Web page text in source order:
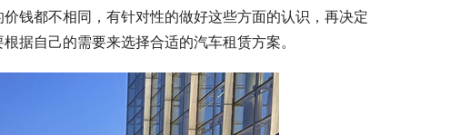
钱都不相同，有针对性的做好这些方面的认识，再决定
据自己的需要来选择合适的汽车租赁方案。